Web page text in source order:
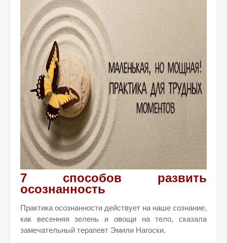
7 способов развить
осознанность
Практика осознанности действует на наше сознание,
как весенняя зелень и овощи на тело, сказала
замечательный терапевт Эмили Нагоски.